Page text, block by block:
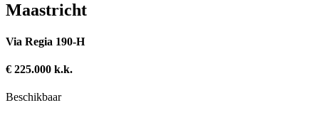
Maastricht
Via Regia 190-H
€ 225.000 k.k.
Beschikbaar